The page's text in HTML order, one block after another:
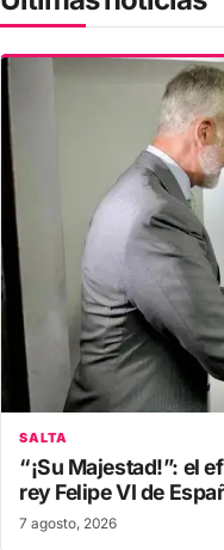
SALTA
“¡Su Majestad!”: el
rey Felipe VI de
7 agosto, 2026